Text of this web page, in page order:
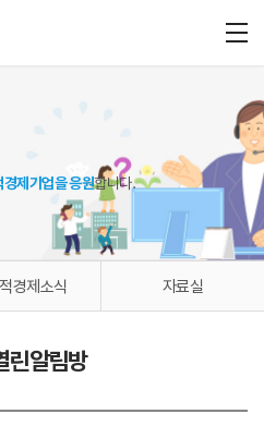
경제기업을 응원합니다.
경제소식 자료실
린알림방